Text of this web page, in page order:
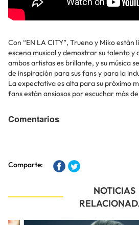
Con “EN LA CITY”, Trueno y Miko
escena musical y demostrar su talento y
ambos artistas es brillante, y su música
de inspiración para sus fans y para la
La expectativa es alta para su próximo
fans están ansiosos por escuchar más de
Comentarios
Comparte:
NOTICIAS